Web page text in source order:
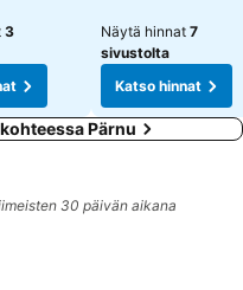
3
Näytä hinnat 7
sivustolta
Katso hinnat
Pärnu
30 päivän aikana